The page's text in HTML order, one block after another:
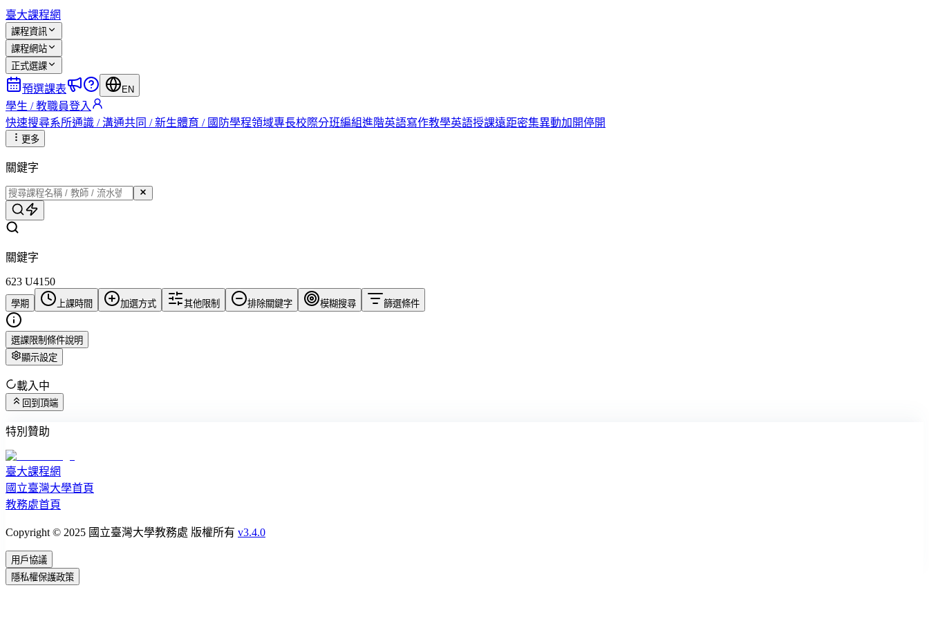
臺大課程網
課程資訊
課程網站
正式選課
預選課表 EN
學生 / 教職員登入
快速搜尋系所通識 / 溝通共同 / 新生體育 / 國防學程領域專長校際分班編組進階英語寫作教學英語授課遠距密集異動加開停開
更多
關鍵字
關鍵字
623 U4150
學期 上課時間 加選方式 其他限制 排除關鍵字 模糊搜尋 篩選條件
選課限制條件說明
顯示設定
載入中
回到頂端
特別贊助
臺大課程網
國立臺灣大學首頁
教務處首頁
Copyright © 2025 國立臺灣大學教務處 版權所有 v3.4.0
用戶協議
隱私權保護政策